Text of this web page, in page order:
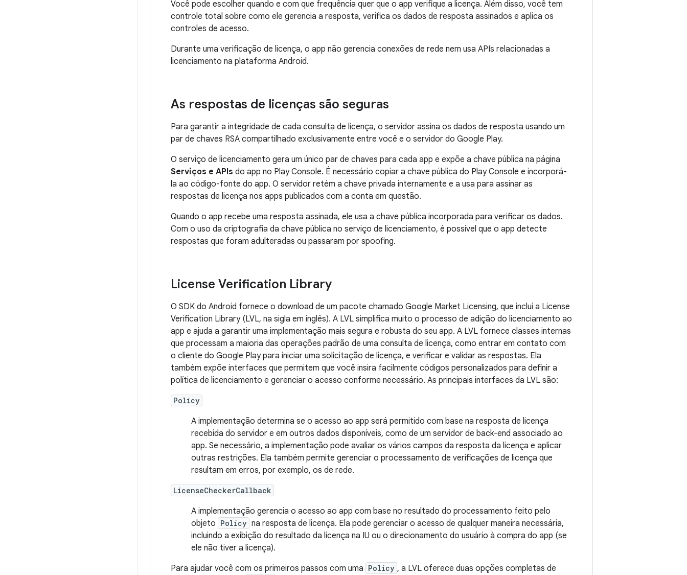
Você pode escolher quando e com que frequência quer que o app verifique a licença. Além disso, você tem
controle total sobre como ele gerencia a resposta, verifica os dados de resposta assinados e aplica os
controles de acesso.
Durante uma verificação de licença, o app não gerencia conexões de rede nem usa APIs relacionadas a
licenciamento na plataforma Android.
As respostas de licenças são seguras
Para garantir a integridade de cada consulta de licença, o servidor assina os dados de resposta usando um
par de chaves RSA compartilhado exclusivamente entre você e o servidor do Google Play.
O serviço de licenciamento gera um único par de chaves para cada app e expõe a chave pública na página
Serviços e APIs do app no Play Console. É necessário copiar a chave pública do Play Console e incorporá-
la ao código-fonte do app. O servidor retém a chave privada internamente e a usa para assinar as
respostas de licença nos apps publicados com a conta em questão.
Quando o app recebe uma resposta assinada, ele usa a chave pública incorporada para verificar os dados.
Com o uso da criptografia da chave pública no serviço de licenciamento, é possível que o app detecte
respostas que foram adulteradas ou passaram por spoofing.
License Verification Library
O SDK do Android fornece o download de um pacote chamado Google Market Licensing, que inclui a License
Verification Library (LVL, na sigla em inglês). A LVL simplifica muito o processo de adição do licenciamento ao
app e ajuda a garantir uma implementação mais segura e robusta do seu app. A LVL fornece classes internas
que processam a maioria das operações padrão de uma consulta de licença, como entrar em contato com
o cliente do Google Play para iniciar uma solicitação de licença, e verificar e validar as respostas. Ela
também expõe interfaces que permitem que você insira facilmente códigos personalizados para definir a
política de licenciamento e gerenciar o acesso conforme necessário. As principais interfaces da LVL são:
Policy
A implementação determina se o acesso ao app será permitido com base na resposta de licença
recebida do servidor e em outros dados disponíveis, como de um servidor de back-end associado ao
app. Se necessário, a implementação pode avaliar os vários campos da resposta da licença e aplicar
outras restrições. Ela também permite gerenciar o processamento de verificações de licença que
resultam em erros, por exemplo, os de rede.
LicenseCheckerCallback
A implementação gerencia o acesso ao app com base no resultado do processamento feito pelo
objeto Policy na resposta de licença. Ela pode gerenciar o acesso de qualquer maneira necessária,
incluindo a exibição do resultado da licença na IU ou o direcionamento do usuário à compra do app (se
ele não tiver a licença).
Para ajudar você com os primeiros passos com uma Policy , a LVL oferece duas opções completas de